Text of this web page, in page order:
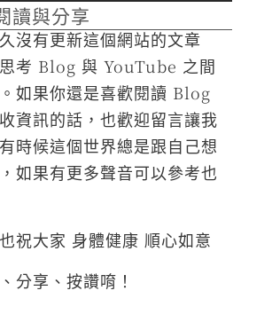
讀與分享
沒有更新這個網站的文章
考 Blog 與 YouTube 之間
如果你還是喜歡閱讀 Blog
資訊的話，也歡迎留言讓我
時候這個世界總是跟自己想
如果有更多聲音可以參考也
祝大家 身體健康 順心如意
分享、按讚唷！